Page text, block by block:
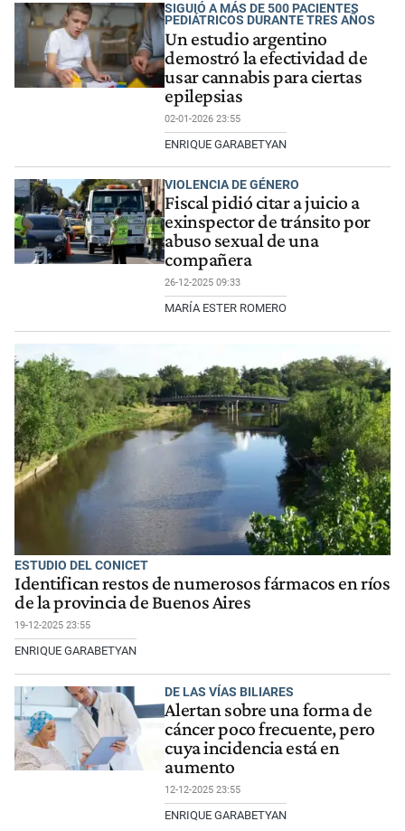
SIGUIÓ A MÁS DE 500 PACIENTES
PEDIÁTRICOS DURANTE TRES AÑOS
Un estudio argentino
demostró la efectividad de
usar cannabis para ciertas
epilepsias
02-01-2026 23:55
ENRIQUE GARABETYAN
VIOLENCIA DE GÉNERO
Fiscal pidió citar a juicio a
exinspector de tránsito por
abuso sexual de una
compañera
26-12-2025 09:33
MARÍA ESTER ROMERO
ESTUDIO DEL CONICET
Identifican restos de numerosos fármacos en ríos
de la provincia de Buenos Aires
19-12-2025 23:55
ENRIQUE GARABETYAN
DE LAS VÍAS BILIARES
Alertan sobre una forma de
cáncer poco frecuente, pero
cuya incidencia está en
aumento
12-12-2025 23:55
ENRIQUE GARABETYAN